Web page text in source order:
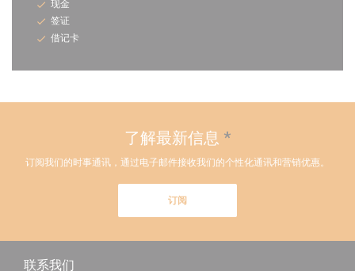
现金
签证
借记卡
了解最新信息 *
订阅我们的时事通讯，通过电子邮件接收我们的个性化通讯和营销优惠。
订阅
联系我们